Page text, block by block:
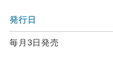
発行日
毎月3日発売